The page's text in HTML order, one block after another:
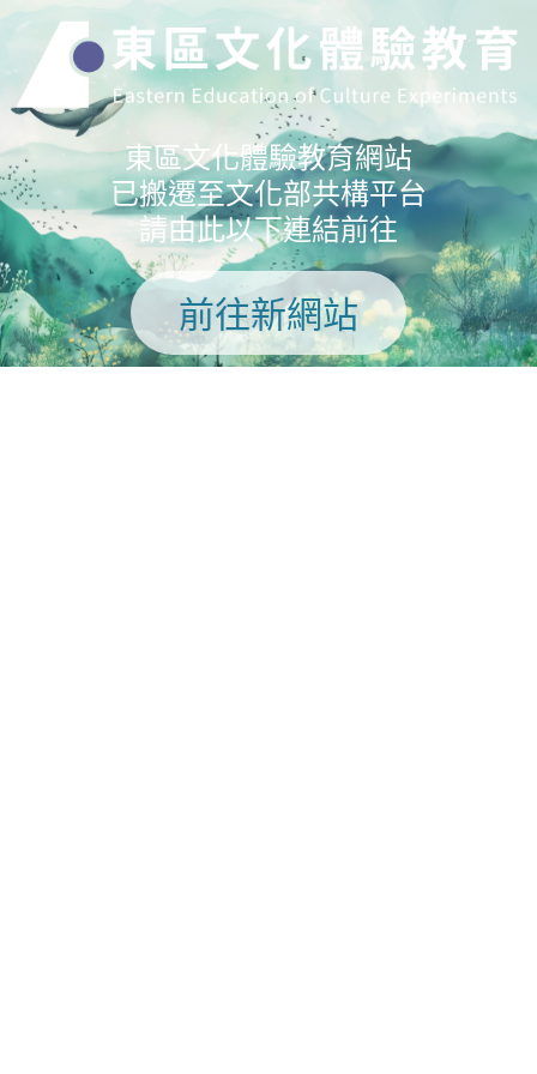
東區文化體驗教育網站
已搬遷至文化部共構平台
請由此以下連結前往
前往新網站